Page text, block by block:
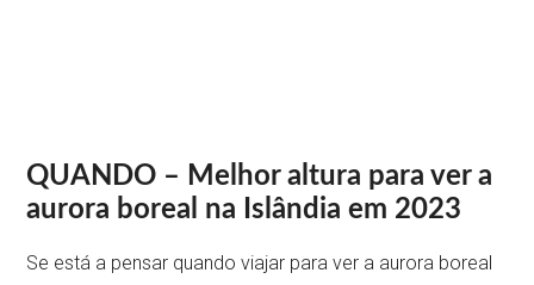
QUANDO – Melhor altura para ver a
aurora boreal na Islândia em 2023
Se está a pensar quando viajar para ver a aurora boreal